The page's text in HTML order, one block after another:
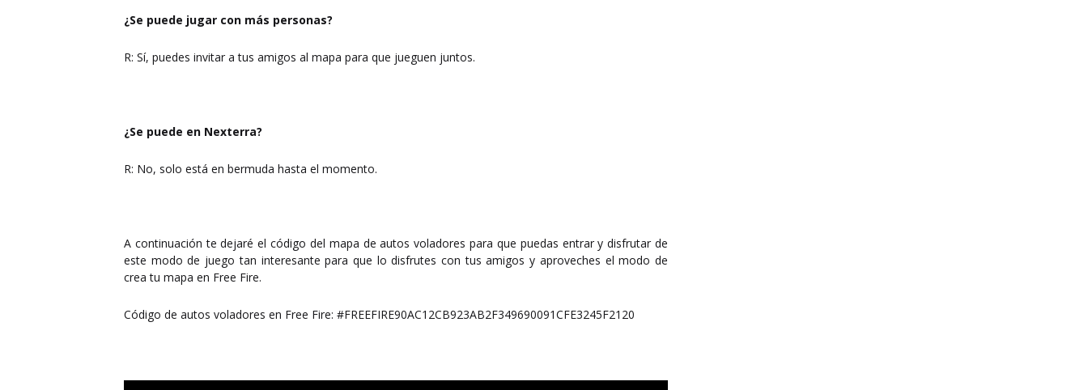
¿Se puede jugar con más personas?
R: Sí, puedes invitar a tus amigos al mapa para que jueguen juntos.
¿Se puede en Nexterra?
R: No, solo está en bermuda hasta el momento.
A continuación te dejaré el código del mapa de autos voladores para que puedas entrar y disfrutar de
este modo de juego tan interesante para que lo disfrutes con tus amigos y aproveches el modo de
crea tu mapa en Free Fire.
Código de autos voladores en Free Fire: #FREEFIRE90AC12CB923AB2F349690091CFE3245F2120